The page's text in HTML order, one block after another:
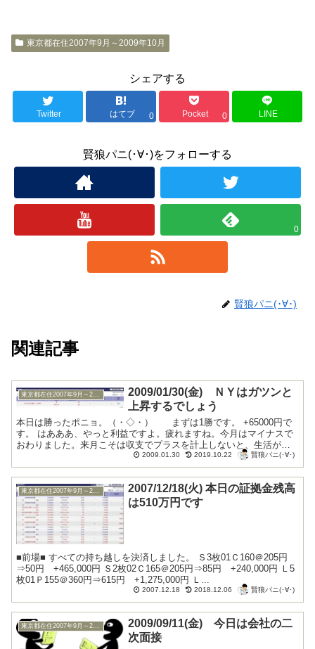
東京都在住2007年9月～2009年10月
シェアする
Twitter はてブ 0 Pocket 0 LINE
賢狼パニ(･∀･)をフォローする
0
賢狼パニ(･∀･)
関連記事
東京都在住2007年9月～2009年10月
2009/01/30(金) ＮＹはガツンと
上昇するでしょう
本日は勝ったポニョ。（・◇・）ゞ まずは1勝です。 +65000円で
す。 はあああ、やっと利益ですよ。疲れますね。今月はマイナスで
おわりました。来月こそは収支でプラスを計上しないと、生活が破
たんします(｡･ω･)ﾉﾞ 今日はロングポ...
2009.01.30 2019.10.22 賢狼パニ(･∀･)
東京都在住2007年9月～2009年10月
2007/12/18(火) 本日の証拠金残高
は510万円です
■前場■ すべての持ち越しを決済しました。 Ｓ3枚01Ｃ160＠205円
⇒50円 +465,000円 Ｓ2枚02Ｃ165＠205円⇒85円 +240,000円 Ｌ5
枚01Ｐ155＠360円⇒615円 +1,275,000円 Ｌ...
2007.12.18 2018.12.06 賢狼パニ(･∀･)
東京都在住2007年9月～2009年10月
2009/09/11(金) 今日は会社の二
次面接